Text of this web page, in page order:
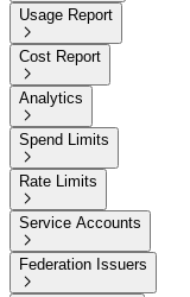
Usage Report

Cost Report

Analytics

Spend Limits

Rate Limits

Service Accounts

Federation Issuers
